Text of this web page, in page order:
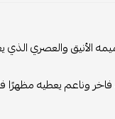
الأنيق والعصري
وناعم يعطيه مظهرًا